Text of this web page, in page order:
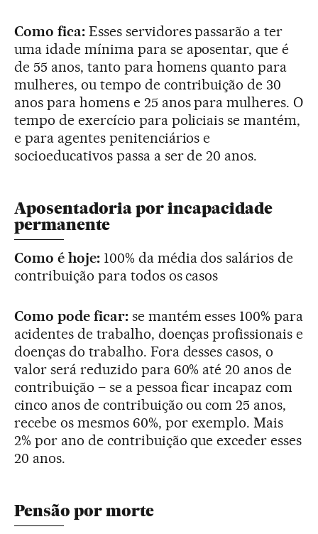
Como fica: Esses servidores passarão a ter
uma idade mínima para se aposentar, que é
de 55 anos, tanto para homens quanto para
mulheres, ou tempo de contribuição de 30
anos para homens e 25 anos para mulheres. O
tempo de exercício para policiais se mantém,
e para agentes penitenciários e
socioeducativos passa a ser de 20 anos.
Aposentadoria por incapacidade
permanente
Como é hoje:100% da média dos salários de
contribuição para todos os casos
Como pode ficar:se mantém esses 100% para
acidentes de trabalho, doenças profissionais e
doenças do trabalho. Fora desses casos, o
valor será reduzido para 60% até 20 anos de
contribuição – se a pessoa ficar incapaz com
cinco anos de contribuição ou com 25 anos,
recebe os mesmos 60%, por exemplo. Mais
2% por ano de contribuição que exceder esses
20 anos.
Pensão por morte